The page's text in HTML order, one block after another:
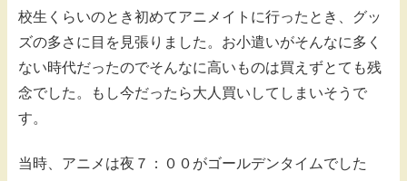
校生くらいのとき初めてアニメイトに行ったとき、グッ
ズの多さに目を見張りました。お小遣いがそんなに多く
ない時代だったのでそんなに高いものは買えずとても残
念でした。もし今だったら大人買いしてしまいそうで
す。
当時、アニメは夜７：００がゴールデンタイムでした